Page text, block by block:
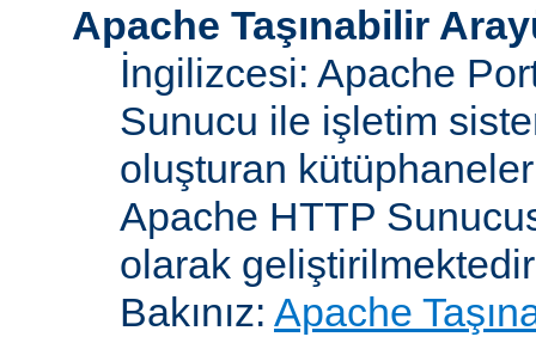
Apache Taşınabilir
İngilizcesi: Apache
Sunucu ile işletim
oluşturan
Apache HTTP
olarak
Bakınız: Apache